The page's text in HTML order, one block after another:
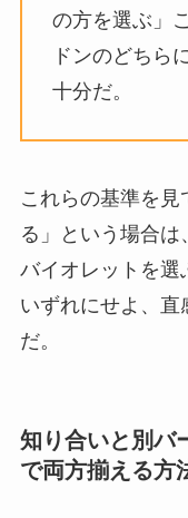
の方を選ぶ」
ドンのどちら
十分だ。
これらの基準を
る」という場合
バイオレットを選
いずれにせよ、
だ。
知り合いと別バ
で両方揃える方